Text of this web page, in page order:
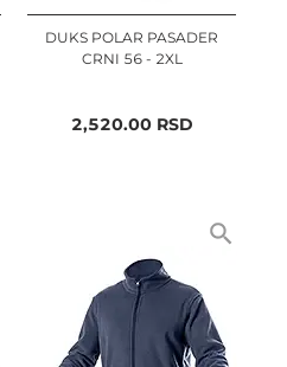
DUKS POLAR PASADER
CRNI 56 - 2XL
2,520.00RSD